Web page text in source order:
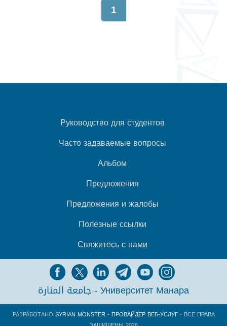
1
Руководство для студентов
Часто задаваемые вопросы
Альбом
Предложения
Предложения и жалобы
Полезные ссылки
Свяжитесь с нами
جامعة المنارة - Университет Манара
РАЗРАБОТАНО SYRIAN MONSTER - ПРОВАЙДЕР ВЕБ-УСЛУГ- ВСЕ ПРАВА